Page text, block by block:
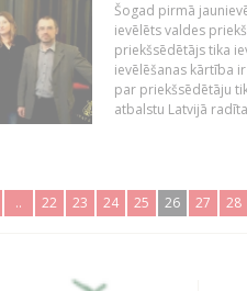
Šogad pirmā
ievēlēts valdes
priekšsēdētājs tika
ievēlēšanas kārtība
par priekšsēdētāju
atbalstu Latvijā
.. 22 23 24 25 26 27 28